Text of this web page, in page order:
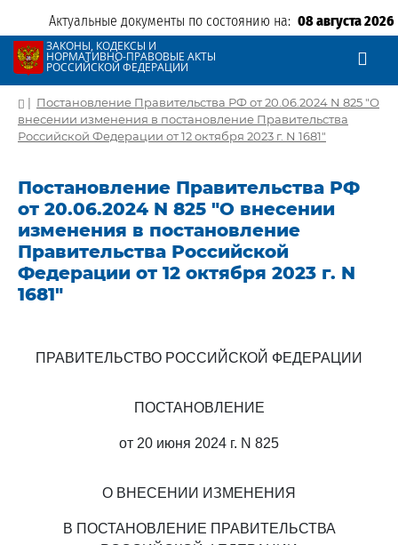
Актуальные документы по состоянию на: 08 августа 2026
ЗАКОНЫ, КОДЕКСЫ И
НОРМАТИВНО-ПРАВОВЫЕ АКТЫ
РОССИЙСКОЙ ФЕДЕРАЦИИ
| Постановление Правительства РФ от 20.06.2024 N 825 "О
внесении изменения в постановление Правительства
Российской Федерации от 12 октября 2023 г. N 1681"
Постановление Правительства РФ
от 20.06.2024 N 825 "О внесении
изменения в постановление
Правительства Российской
Федерации от 12 октября 2023 г. N
1681"
ПРАВИТЕЛЬСТВО РОССИЙСКОЙ ФЕДЕРАЦИИ
ПОСТАНОВЛЕНИЕ
от 20 июня 2024 г. N 825
О ВНЕСЕНИИ ИЗМЕНЕНИЯ
В ПОСТАНОВЛЕНИЕ ПРАВИТЕЛЬСТВА